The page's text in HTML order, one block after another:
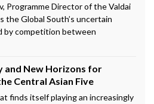
Programme Director of the Valdai
the Global South’s uncertain
by competition between
and New Horizons for
Central Asian Five
finds itself playing an increasingly